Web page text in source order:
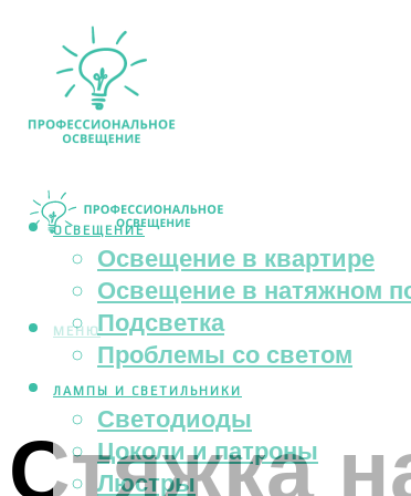
ОСВЕЩЕНИЕ
Освещение в квартире
Освещение в натяжном
Подсветка
Проблемы со светом
ЛАМПЫ И СВЕТИЛЬНИКИ
Светодиоды
Цоколи и патроны
Люстры
МЕНЮ
Стяжка